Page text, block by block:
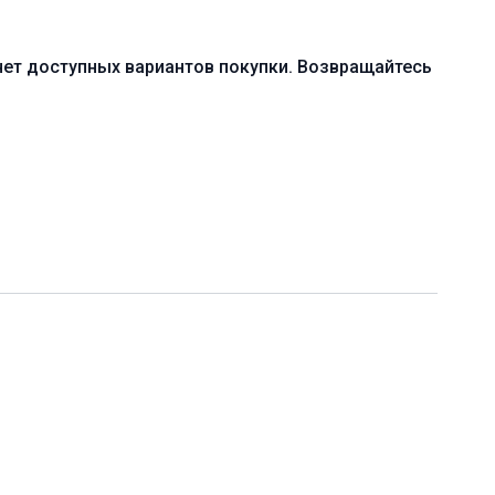
(A)
мин. (включая шавасану)
доступных вариантов покупки. Возвращайтесь